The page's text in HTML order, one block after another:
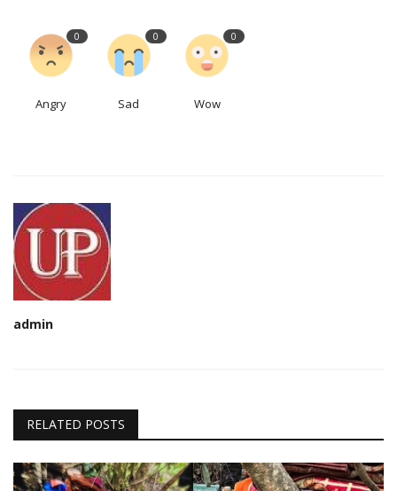
0
Angry
0
Sad
0
Wow
admin
RELATED POSTS